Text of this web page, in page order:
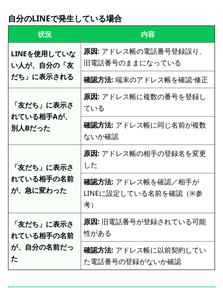
自分のLINEで発生している場合
状況 内容
LINEを使用していな
い人が、自分の「友
だち」に表示される
原因: アドレス帳の電話番号登録誤り、
旧電話番号のままになっている
確認方法: 端末のアドレス帳を確認⋅修正
「友だち」に表示さ
れている相手Aが、
別人Bだった
原因: アドレス帳に複数の番号を登録し
ている
確認方法: アドレス帳に同じ名前が複数
ないか確認
「友だち」に表示さ
れている相手の名前
が、急に変わった
原因: アドレス帳の相手の登録名を変更
した
確認方法: アドレス帳を確認／相手が
LINEに設定している名前を確認（※参
考）
「友だち」に表示さ
れている相手の名前
が、自分の名前だっ
た
原因: 旧電話番号が登録されている可能
性がある
確認方法: アドレス帳に以前契約してい
た電話番号の登録がないか確認